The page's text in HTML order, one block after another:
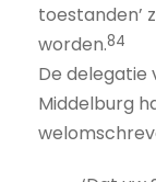
toestanden’
worden.84
De delegatie
Middelburg